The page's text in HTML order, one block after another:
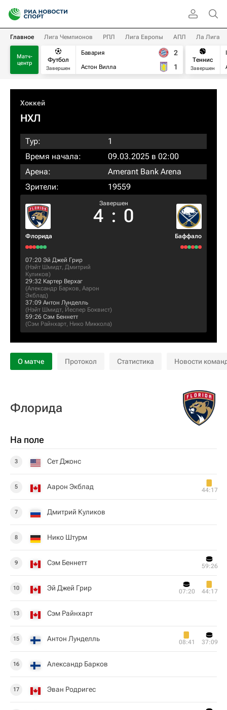
Главное Лига Чемпионов РПЛ Лига Европы АПЛ Ла Лига
Матч-
центр
Футбол
Завершен
Бавария
Астон Вилла
2
1
Теннис
Завершен
Хоккей
НХЛ
Тур:
1
Время начала:
09.03.2025 в 02:00
Арена:
Amerant Bank Arena
Зрители:
19559
Флорида
Завершен
4 : 0
Баффало
07:20 Эй Джей Грир
(Нэйт Шмидт, Дмитрий
Куликов)
29:32 Картер Верхаг
(Александр Барков, Аарон
Экблад)
37:09 Антон Лунделль
(Нэйт Шмидт, Йеспер Боквист)
59:26 Сэм Беннетт
(Сэм Райнхарт, Нико Миккола)
О матче Протокол Статистика Новости
Флорида
На поле
3 Сет Джонс
5 Аарон Экблад 44:17
7 Дмитрий Куликов
8 Нико Штурм
9 Сэм Беннетт 59:26
10 Эй Джей Грир 07:20 44:17
13 Сэм Райнхарт
15 Антон Лунделль 08:41 37:09
16 Александр Барков
17 Эван Родригес